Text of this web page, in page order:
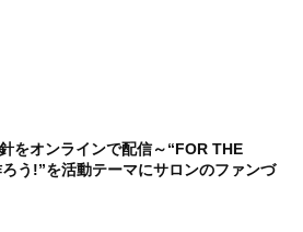
をオンラインで配信～“FOR THE
う!”を活動テーマにサロンのファンづ